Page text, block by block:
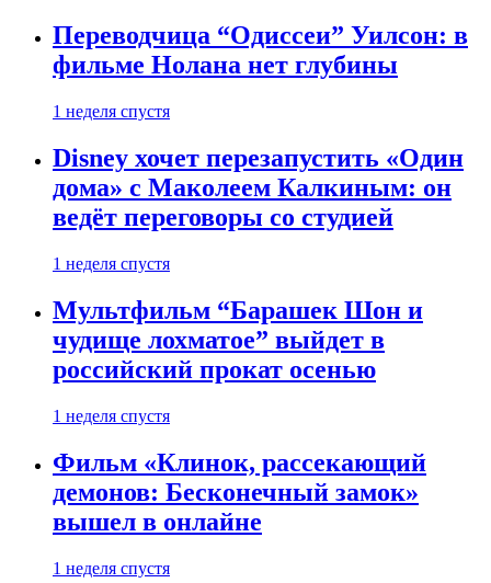
Переводчица “Одиссеи” Уилсон: в
фильме Нолана нет глубины
1 неделя спустя
Disney хочет перезапустить «Один
дома» с Маколеем Калкиным: он
ведёт переговоры со студией
1 неделя спустя
Мультфильм “Барашек Шон и
чудище лохматое” выйдет в
российский прокат осенью
1 неделя спустя
Фильм «Клинок, рассекающий
демонов: Бесконечный замок»
вышел в онлайне
1 неделя спустя